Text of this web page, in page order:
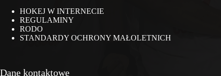
HOKEJ W INTERNECIE
REGULAMINY
RODO
STANDARDY OCHRONY MAŁOLETNICH
Dane kontaktowe